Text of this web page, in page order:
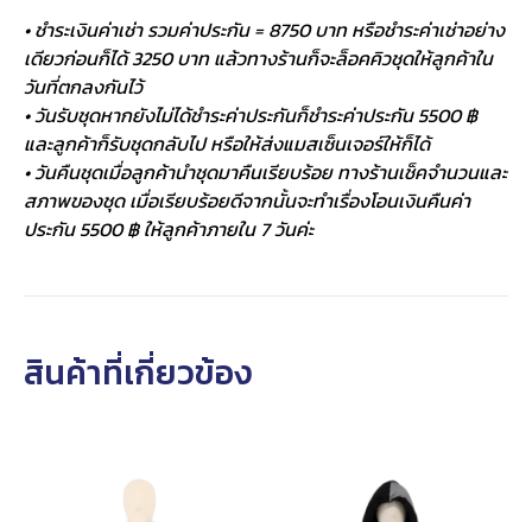
• ชำระเงินค่าเช่า รวมค่าประกัน = 8750 บาท หรือชำระค่าเช่าอย่าง
เดียวก่อนก็ได้ 3250 บาท แล้วทางร้านก็จะล็อคคิวชุดให้ลูกค้าใน
วันที่ตกลงกันไว้
• วันรับชุดหากยังไม่ได้ชำระค่าประกันก็ชำระค่าประกัน 5500 ฿
และลูกค้าก็รับชุดกลับไป หรือให้ส่งแมสเซ็นเจอร์ให้ก็ได้
• วันคืนชุดเมื่อลูกค้านำชุดมาคืนเรียบร้อย ทางร้านเช็คจำนวนและ
สภาพของชุด เมื่อเรียบร้อยดีจากนั้นจะทำเรื่องโอนเงินคืนค่า
ประกัน 5500 ฿ ให้ลูกค้าภายใน 7 วันค่ะ
สินค้าที่เกี่ยวข้อง